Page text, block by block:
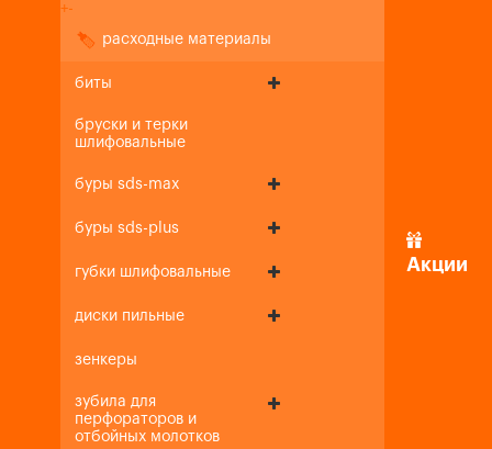
+-
расходные материалы
биты
бруски и терки
шлифовальные
буры sds-max
буры sds-plus
губки шлифовальные
диски пильные
зенкеры
зубила для
перфораторов и
отбойных молотков
Акции